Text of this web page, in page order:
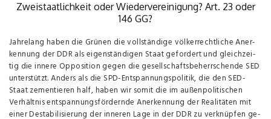
Zweistaatlichkeit oder Wiedervereinigung? Art. 23 oder
146 GG?
Jahrelang haben die Grünen die vollständige völkerrechtli­che Aner­
kennung der DDR als eigenständigen Staat gefordert und gleichzei­
tig die innere Opposition gegen die gesell­schaftsbeherrschende SED
unterstützt. Anders als die SPD-Entspannungspolitik, die den SED-
Staat zementieren half, haben wir somit die im außenpolitischen
Verhältnis entspan­nungsfördernde Anerkennung der Realitäten mit
einer Desta­bilisierung der inneren Lage in der DDR zu verknüpfen ge­